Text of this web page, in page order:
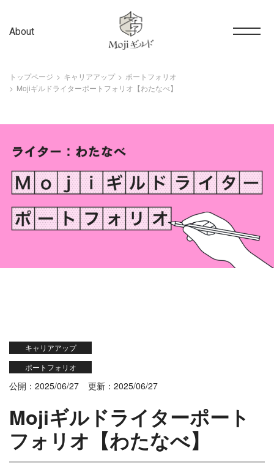
About
トップページ キャリアアップ
ポートフォリオ
Mojiギルドライターポートフォリオ【わたなべ】
キャリアアップ
ポートフォリオ
公開：2025/06/27 更新：2025/06/27
Mojiギルドライターポート
フォリオ【わたなべ】